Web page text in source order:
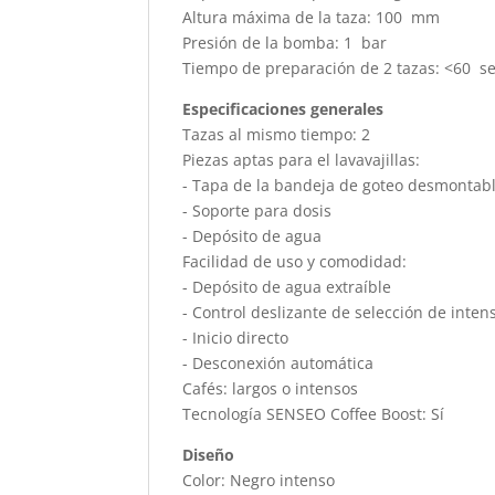
Altura máxima de la taza: 100 mm
Presión de la bomba: 1 bar
Tiempo de preparación de 2 tazas: <60
Especificaciones generales
Tazas al mismo tiempo: 2
Piezas aptas para el lavavajillas:
- Tapa de la bandeja de goteo
- Soporte para dosis
- Depósito de agua
Facilidad de uso y comodidad:
- Depósito de agua extraíble
- Control deslizante de selección de
- Inicio directo
- Desconexión automática
Cafés: largos o intensos
Tecnología SENSEO Coffee Boost: Sí
Diseño
Color: Negro intenso